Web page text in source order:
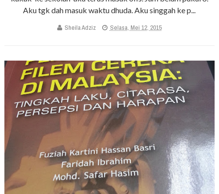
Aku tgk dah masuk waktu dhuda. Aku singgah ke p...
Sheila Adziz Selasa, Mei 12, 2015